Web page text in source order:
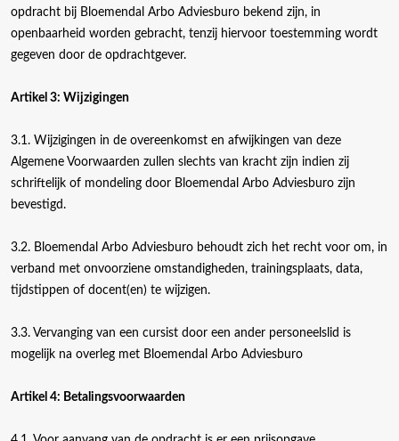
opdracht bij Bloemendal Arbo Adviesburo bekend zijn, in
openbaarheid worden gebracht, tenzij hiervoor toestemming wordt
gegeven door de opdrachtgever.
Artikel 3: Wijzigingen
3.1. Wijzigingen in de overeenkomst en afwijkingen van deze
Algemene Voorwaarden zullen slechts van kracht zijn indien zij
schriftelijk of mondeling door Bloemendal Arbo Adviesburo zijn
bevestigd.
3.2. Bloemendal Arbo Adviesburo behoudt zich het recht voor om, in
verband met onvoorziene omstandigheden, trainingsplaats, data,
tijdstippen of docent(en) te wijzigen.
3.3. Vervanging van een cursist door een ander personeelslid is
mogelijk na overleg met Bloemendal Arbo Adviesburo
Artikel 4: Betalingsvoorwaarden